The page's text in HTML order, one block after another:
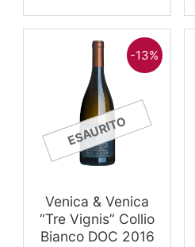
-13%
ESAURITO
Venica & Venica
“Tre Vignis” Collio
Bianco DOC 2016